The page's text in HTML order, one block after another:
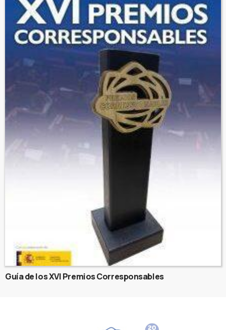
Guía de los XVI Premios Corresponsables